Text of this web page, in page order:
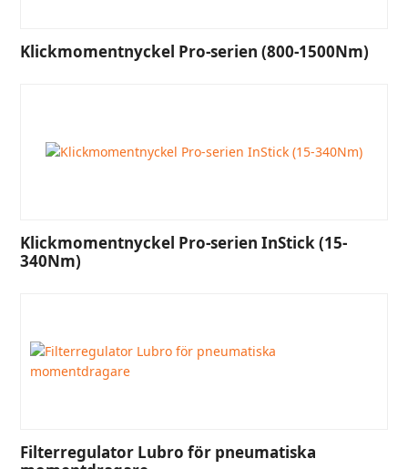
Klickmomentnyckel Pro-serien (800-1500Nm)
Klickmomentnyckel Pro-serien InStick (15-
340Nm)
Filterregulator Lubro för pneumatiska